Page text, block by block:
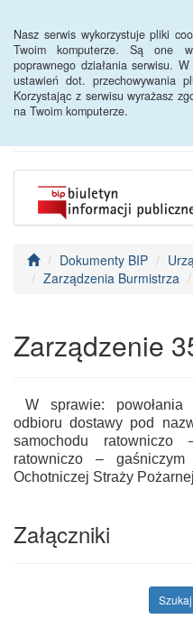
Nasz serwis wykorzystuje pliki
Twoim komputerze. Są one
poprawnego działania serwisu.
ustawień dot. przechowywania
Korzystając z serwisu wyrażasz
na Twoim komputerze.
BIP - Urząd
Dokumenty BIP
Zarządzenia Burmistrza
Zarządzenie
W sprawie:
odbioru dostawy pod
samochodu
ratowniczo –
Ochotniczej Straży
Załączniki